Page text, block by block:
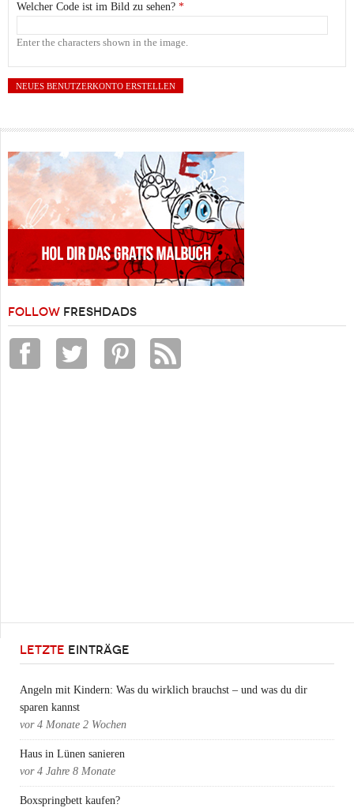
Welcher Code ist im Bild zu sehen? *
Enter the characters shown in the image.
FOLLOW FRESHDADS
LETZTE EINTRÄGE
Angeln mit Kindern: Was du wirklich brauchst – und was du dir
sparen kannst
vor 4 Monate 2 Wochen
Haus in Lünen sanieren
vor 4 Jahre 8 Monate
Boxspringbett kaufen?